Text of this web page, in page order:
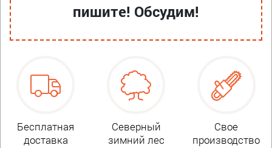
пишите! Обсудим!
Бесплатная
доставка
Северный
зимний лес
Свое
производство